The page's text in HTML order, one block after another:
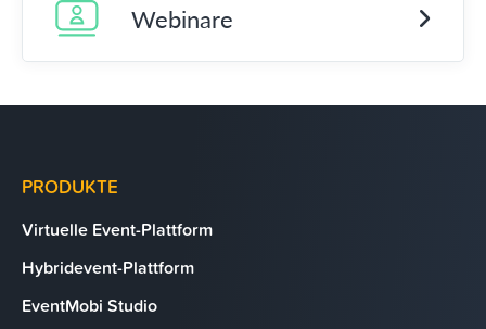
Webinare
PRODUKTE
Virtuelle Event-Plattform
Hybridevent-Plattform
EventMobi Studio